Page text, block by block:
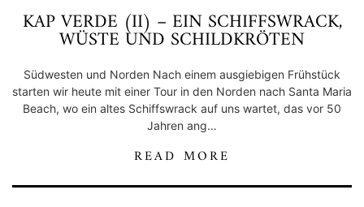
KAP VERDE (II) – EIN SCHIFFSWRACK,
WÜSTE UND SCHILDKRÖTEN
Südwesten und Norden Nach einem ausgiebigen Frühstück
starten wir heute mit einer Tour in den Norden nach Santa Maria
Beach, wo ein altes Schiffswrack auf uns wartet, das vor 50
Jahren ang…
READ MORE